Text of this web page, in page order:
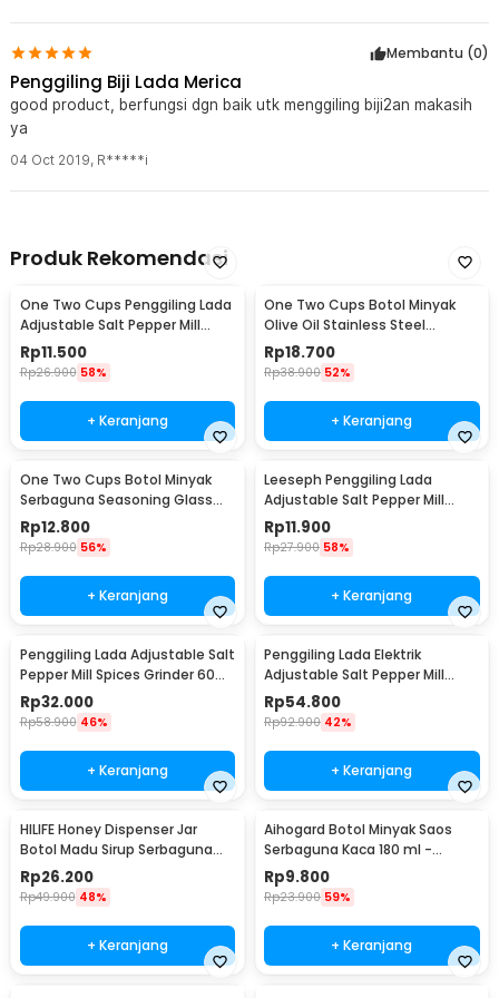
Rincian yang Anda dapatkan untuk pembelian produk ini:
1 x VKTECH Penggiling Lada Push Button Salt Pepper Mill Grinder
135ml - MG600A
Membantu (0)
Penggiling Biji Lada Merica
good product, berfungsi dgn baik utk menggiling biji2an makasih
ya
04 Oct 2019, R*****i
Produk Rekomendasi
One Two Cups Penggiling Lada
Adjustable Salt Pepper Mill
Grinder 160ml - M15996
Rp11.500
Rp26.900 58%
+ Keranjang
One Two Cups Botol Minyak
Olive Oil Stainless Steel
Platted 500ml - OT50
Rp18.700
Rp38.900 52%
+ Keranjang
One Two Cups Botol Minyak
Serbaguna Seasoning Glass
Jar 630ml - CY180
Rp12.800
Rp28.900 56%
+ Keranjang
Leeseph Penggiling Lada
Adjustable Salt Pepper Mill
Grinder 80ml - M1599
Rp11.900
Rp27.900 58%
+ Keranjang
Penggiling Lada Adjustable Salt
Pepper Mill Spices Grinder 60ml
- CIQ
Rp32.000
Rp58.900 46%
+ Keranjang
Penggiling Lada Elektrik
Adjustable Salt Pepper Mill
Grinder 100ml - 15CE7
Rp54.800
Rp92.900 42%
+ Keranjang
HILIFE Honey Dispenser Jar
Botol Madu Sirup Serbaguna
200ml - H1742
Rp26.200
Rp49.900 48%
+ Keranjang
Aihogard Botol Minyak Saos
Serbaguna Kaca 180 ml -
CW192
Rp9.800
Rp23.900 59%
+ Keranjang